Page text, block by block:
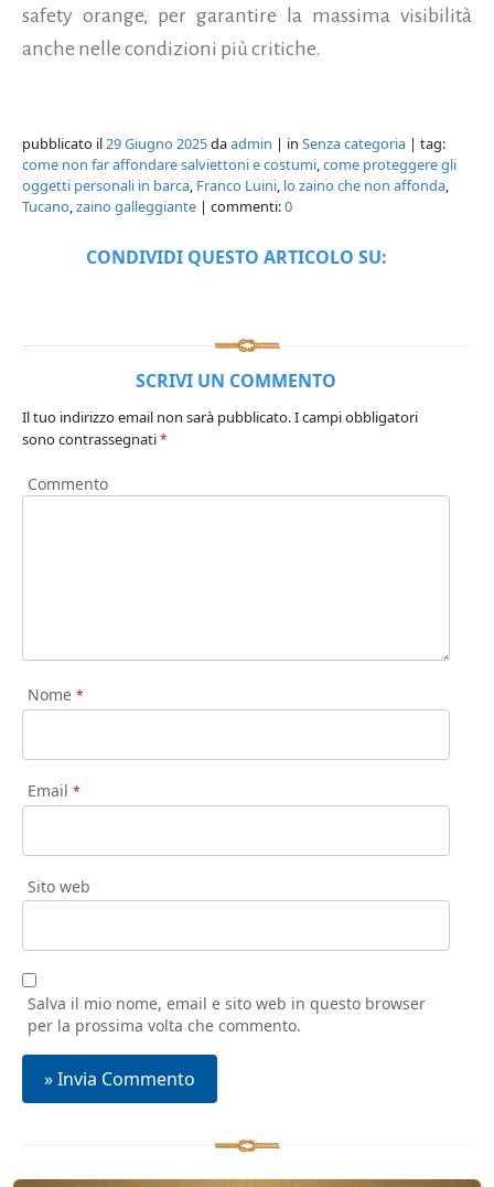
safety orange, per garantire la massima visibilità
anche nelle condizioni più critiche.
pubblicato il 29 Giugno 2025daadmin | in Senza categoria | tag:
come non far affondare salviettoni e costumi come proteggere gli
oggetti personali in barca Franco Luini lo zaino che non affonda
Tucano zaino galleggiante | commenti:0
CONDIVIDI QUESTO ARTICOLO SU:
SCRIVI UN COMMENTO
Il tuo indirizzo email non sarà pubblicato.I campi obbligatori
sono contrassegnati*
Commento
Nome *
Email *
Sito web
Salva il mio nome, email e sito web in questo browser
per la prossima volta che commento.